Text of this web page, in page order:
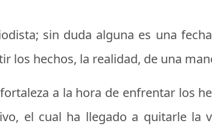
; sin duda alguna es una
hechos, la realidad, de una
a la hora de enfrentar los
el cual ha llegado a quitarle la